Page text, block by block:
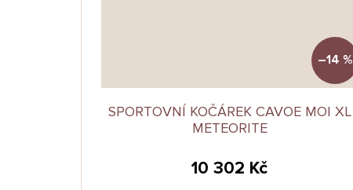
–14 %
SPORTOVNÍ KOČÁREK CAVOE MOI XL
METEORITE
10 302 Kč